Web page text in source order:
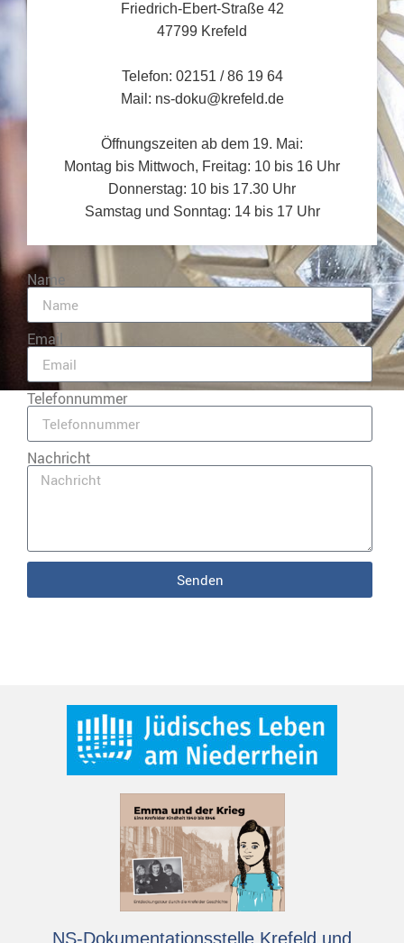
Friedrich-Ebert-Straße 42
47799 Krefeld
Telefon: 02151 / 86 19 64
Mail: ns-doku@krefeld.de
Öffnungszeiten ab dem 19. Mai:
Montag bis Mittwoch, Freitag: 10 bis 16 Uhr
Donnerstag: 10 bis 17.30 Uhr
Samstag und Sonntag: 14 bis 17 Uhr
Name
Email
Telefonnummer
Nachricht
Senden
NS-Dokumentationsstelle Krefeld und